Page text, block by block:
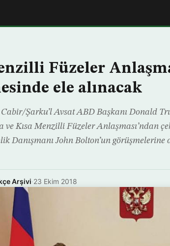
Füzeler
ele alınacak
Şarku’l Avsat ABD Başkanı Donald
Kısa Menzilli Füzeler Anlaşması’ndan
Danışmanı John Bolton’un görüşmelerine
Arşivi·23 Ekim 2018